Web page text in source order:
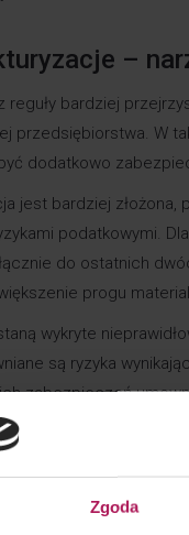
Zgoda
–
bardziej
przedsiębiorstwa. W
dodatkowo
jest bardziej
podatkowymi.
do ostatnich
progu
wykryte
są ryzyka
zabezpieczeń
W przypadku
niż podatkowe,